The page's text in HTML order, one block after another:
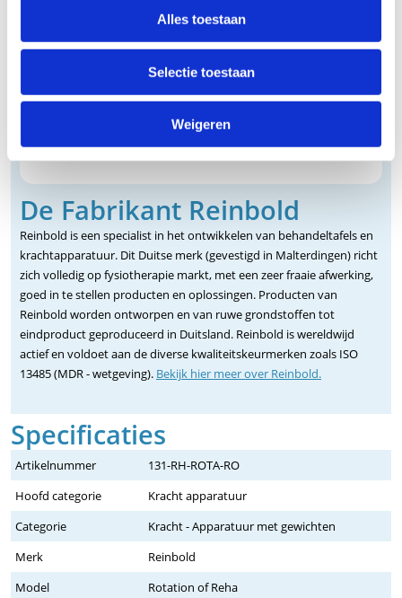
Alles toestaan
Selectie toestaan
Weigeren
De Fabrikant Reinbold
Reinbold is een specialist in het ontwikkelen van behandeltafels en
krachtapparatuur. Dit Duitse merk (gevestigd in Malterdingen) richt
zich volledig op fysiotherapie markt, met een zeer fraaie afwerking,
goed in te stellen producten en oplossingen. Producten van
Reinbold worden ontworpen en van ruwe grondstoffen tot
eindproduct geproduceerd in Duitsland. Reinbold is wereldwijd
actief en voldoet aan de diverse kwaliteitskeurmerken zoals ISO
13485 (MDR - wetgeving). Bekijk hier meer over Reinbold.
Specificaties
Artikelnummer
131-RH-ROTA-RO
Hoofd categorie
Kracht apparatuur
Categorie
Kracht - Apparatuur met gewichten
Merk
Reinbold
Model
Rotation of Reha